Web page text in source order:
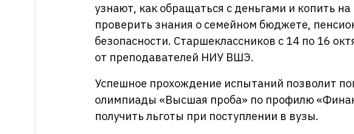
узнают, как обращаться с деньгами и копить
проверить знания о семейном бюджете,
безопасности. Старшеклассников с 14 по 16
от преподавателей НИУ ВШЭ.
Успешное прохождение испытаний позволит
олимпиады «Высшая проба» по профилю
получить льготы при поступлении в вузы.